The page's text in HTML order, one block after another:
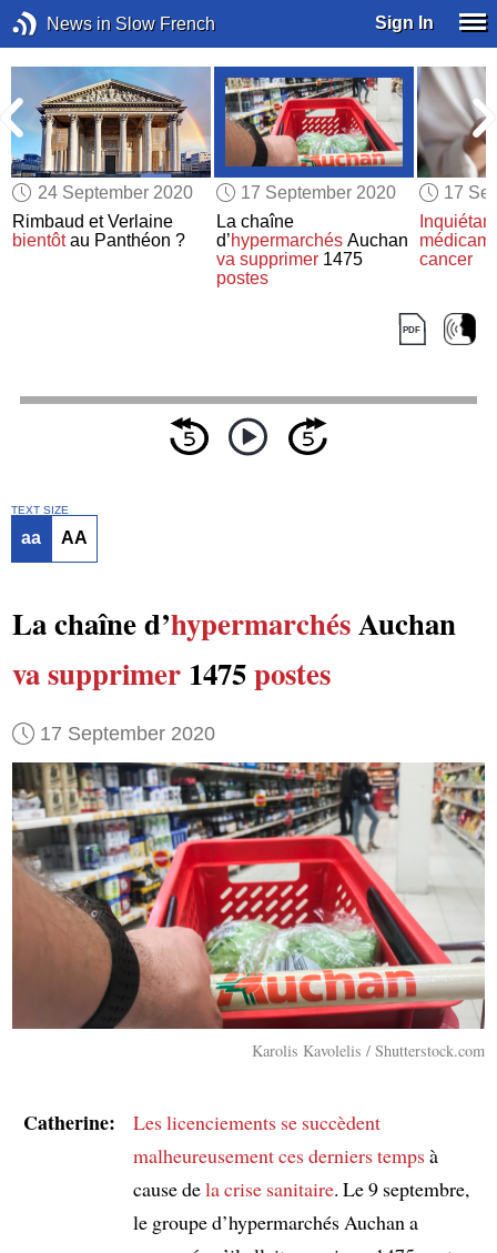
News in Slow French Sign In
24 September 2020
Rimbaud et Verlaine
bientôtau Panthéon ?
17 September 2020
La chaîne
d’hypermarchésAuchan
va supprimer1475
postes
17
cancer
TEXT SIZE
aa AA
La chaîne d’hypermarchésAuchan
va supprimer1475postes
17 September 2020
Karolis Kavolelis / Shutterstock.com
Catherine: Les licenciements se succèdent
malheureusementces derniers tempsà
cause dela crise sanitaire. Le 9 septembre,
le groupe d’hypermarchés Auchan a